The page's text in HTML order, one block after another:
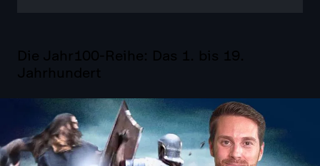
Die Jahr100-Reihe: Das 1. bis 19.
Jahrhundert